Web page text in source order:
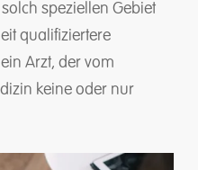
speziellen Gebiet
qualifiziertere
Arzt, der vom
keine oder nur